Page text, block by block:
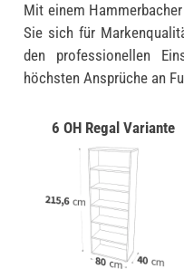
Mit einem
Sie sich für
den professionellen
höchsten Ansprüche an
6 OH Regal Variante